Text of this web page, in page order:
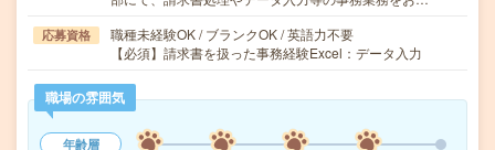
応募資格
職種未経験OK / ブランクOK / 英語力不要
【必須】請求書を扱った事務経験Excel：データ入力
職場の雰囲気
年齢層